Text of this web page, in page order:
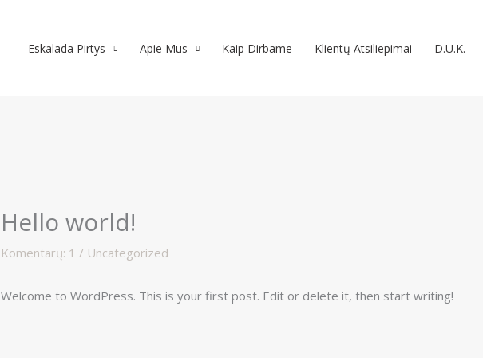
Eskalada Pirtys Apie Mus Kaip Dirbame Klientų Atsiliepimai D.U.K.
Hello world!
Komentarų: 1 / Uncategorized
Welcome to WordPress. This is your first post. Edit or delete it, then start writing!